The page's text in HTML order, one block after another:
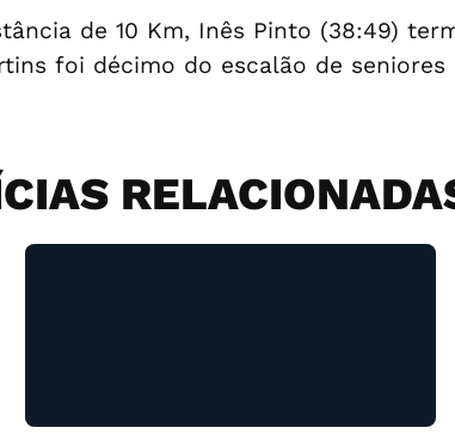
de 10 Km, Inês Pinto (38:49)
foi décimo do escalão de seniores